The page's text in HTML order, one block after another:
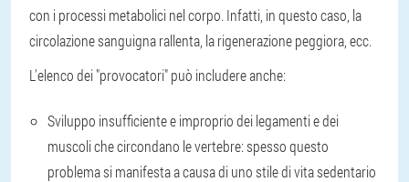
con i processi metabolici nel corpo. Infatti, in questo caso, la
circolazione sanguigna rallenta, la rigenerazione peggiora, ecc.
L'elenco dei "provocatori" può includere anche:
Sviluppo insufficiente e improprio dei legamenti e dei
muscoli che circondano le vertebre: spesso questo
problema si manifesta a causa di uno stile di vita sedentario